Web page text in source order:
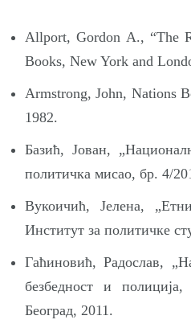
Allport, Gordon A., “The
Books, New York and
Armstrong, John, Nations
1982.
Базић, Јован,
политичка мисао, бр. 4/
Вукоичић, Јелена,
Институт за политичке
Гаћиновић, Радослав,
безбедност и
Београд, 2011.